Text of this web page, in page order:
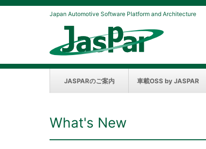
Japan Automotive Software Platform and Architecture
JASPARのご案内 車載OSS by JASPAR
What's New